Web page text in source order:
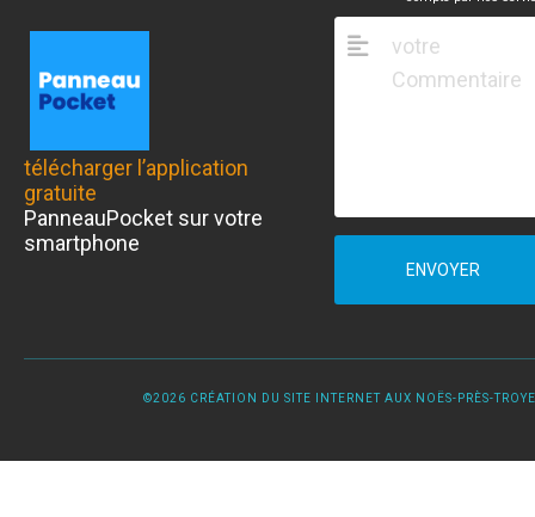
télécharger l’application
gratuite
PanneauPocket sur votre
smartphone
ENVOYER
©2026 CRÉATION DU SITE INTERNET AUX NOËS-PRÈS-